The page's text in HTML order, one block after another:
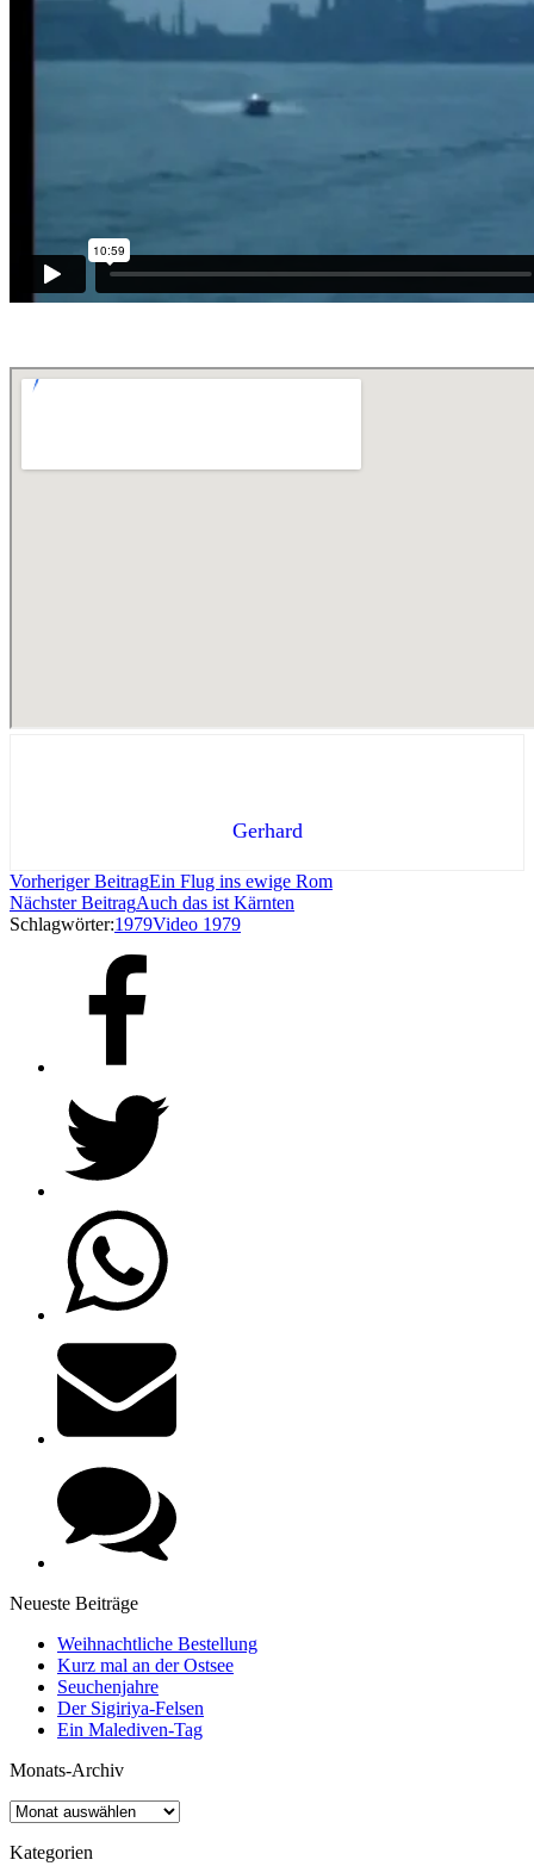
Gerhard
Vorheriger BeitragEin Flug ins ewige Rom
Nächster BeitragAuch das ist Kärnten
Schlagwörter:1979Video 1979
Neueste Beiträge
Weihnachtliche Bestellung
Kurz mal an der Ostsee
Seuchenjahre
Der Sigiriya-Felsen
Ein Malediven-Tag
Monats-Archiv
Kategorien